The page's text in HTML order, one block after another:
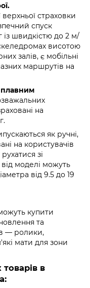
страховки
спуск
із швидкістю до 2 м/
висотою
залів, є мобільні
маршрутів на
плавним
на
як ручні,
на користувачів
зі
моделі можуть
від 9.5 до 19
купити
та
— ролики,
мати для зони
в